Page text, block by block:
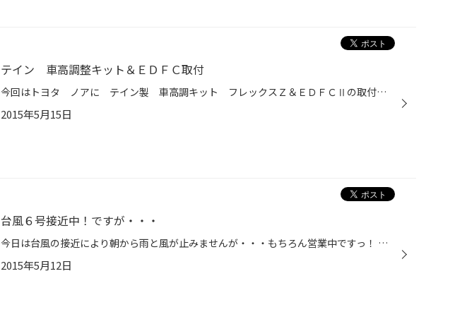
テイン 車高調整キット＆ＥＤＦＣ取付
今回はトヨタ ノアに テイン製 車高調キット フレックスＺ＆ＥＤＦＣⅡの取付です。 ＥＤＦＣは室内のコントローラーからダンパーの減衰力をコントロールできるキットです。 街中～高速道路～ワインディングなどの走行状況や、乗車人数によってもソフトからハードへと数秒で変化させることが可能...
2015年5月15日
台風６号接近中！ですが・・・
今日は台風の接近により朝から雨と風が止みませんが・・・もちろん営業中ですっ！ 最近割と二輪タイヤの交換をしていますが、当店のユーザー様はバイク乗りが多いのでしょうか？？今回もお客様からご注文頂き交換となりました。 ビッグスクーターなのでタイヤはブリヂストン ＨＯＯＰをチョイスで...
2015年5月12日